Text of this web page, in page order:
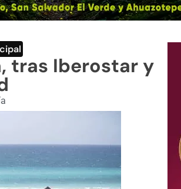
tras Iberostar y